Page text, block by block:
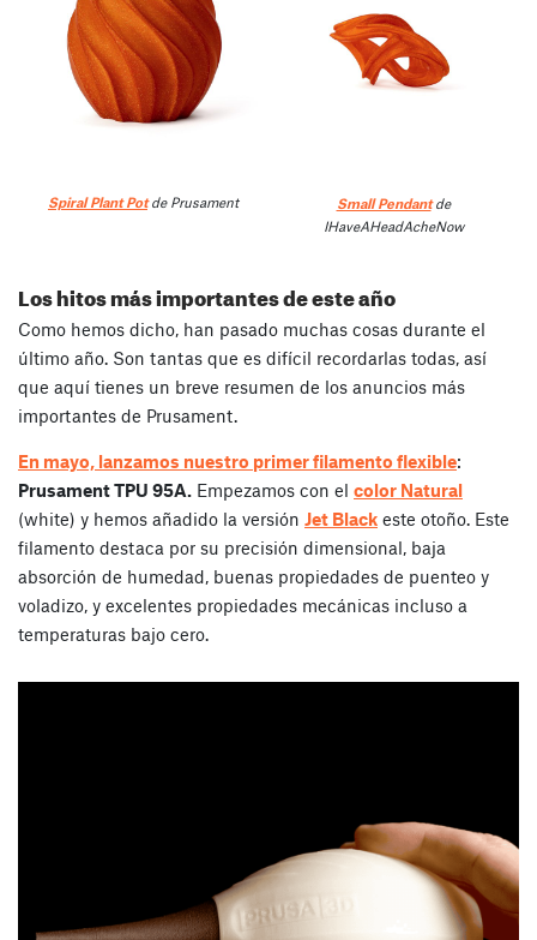
Spiral Plant Potde Prusament Small Pendantde
IHaveAHeadAcheNow
Los hitos más importantes de este año
Como hemos dicho, han pasado muchas cosas durante el
último año. Son tantas que es difícil recordarlas todas, así
que aquí tienes un breve resumen de los anuncios más
importantes de Prusament.
En mayo, lanzamos nuestro primer filamento flexible:
Prusament TPU 95A. Empezamos con el color Natural
(white) y hemos añadido la versión Jet Black este otoño. Este
filamento destaca por su precisión dimensional, baja
absorción de humedad, buenas propiedades de puenteo y
voladizo, y excelentes propiedades mecánicas incluso a
temperaturas bajo cero.